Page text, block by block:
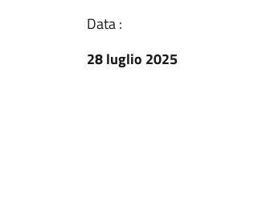
Data :
28 luglio 2025